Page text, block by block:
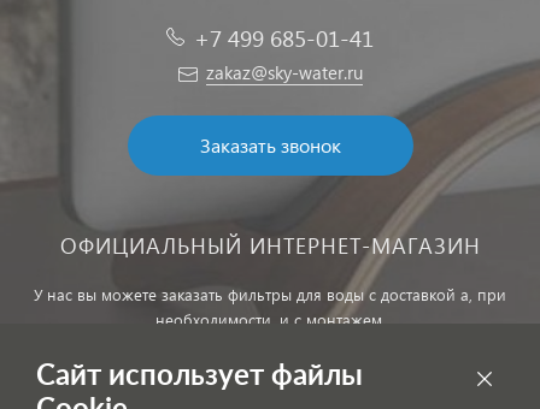
+7 499 685-01-41
zakaz@sky-water.ru
Заказать звонок
ОФИЦИАЛЬНЫЙ ИНТЕРНЕТ-МАГАЗИН
У нас вы можете заказать фильтры для воды с доставкой а, при
необходимости, и с монтажем.
Сайт использует файлы